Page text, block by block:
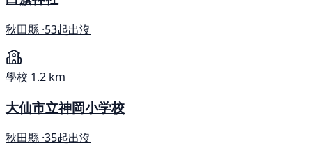
秋田縣 ·53起出沒
學校 1.2 km
大仙市立神岡小学校
秋田縣 ·35起出沒